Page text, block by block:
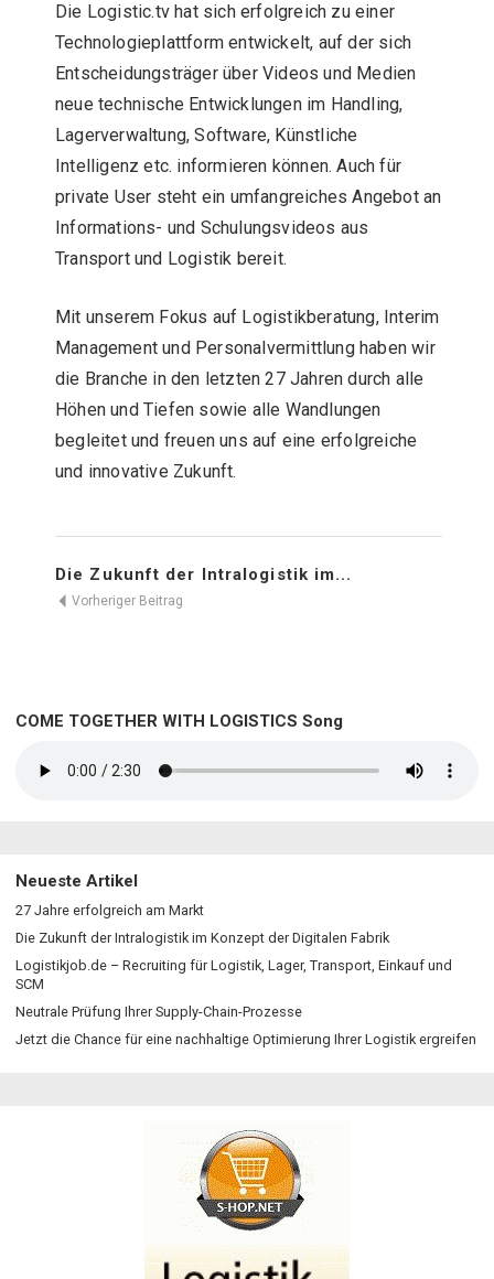
Die Logistic.tv hat sich erfolgreich zu einer
Technologieplattform entwickelt, auf der sich
Entscheidungsträger über Videos und Medien
neue technische Entwicklungen im Handling,
Lagerverwaltung, Software, Künstliche
Intelligenz etc. informieren können. Auch für
private User steht ein umfangreiches Angebot an
Informations- und Schulungsvideos aus
Transport und Logistik bereit.
Mit unserem Fokus auf Logistikberatung, Interim
Management und Personalvermittlung haben wir
die Branche in den letzten 27 Jahren durch alle
Höhen und Tiefen sowie alle Wandlungen
begleitet und freuen uns auf eine erfolgreiche
und innovative Zukunft.
Die Zukunft der Intralogistik im...
Vorheriger Beitrag
COME TOGETHER WITH LOGISTICS Song
Neueste Artikel
27 Jahre erfolgreich am Markt
Die Zukunft der Intralogistik im Konzept der Digitalen Fabrik
Logistikjob.de – Recruiting für Logistik, Lager, Transport, Einkauf und
SCM
Neutrale Prüfung Ihrer Supply-Chain-Prozesse
Jetzt die Chance für eine nachhaltige Optimierung Ihrer Logistik ergreifen